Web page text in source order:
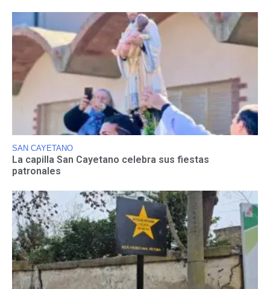
SAN CAYETANO
La capilla San Cayetano celebra sus fiestas
patronales